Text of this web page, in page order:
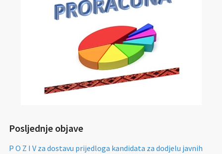
Posljednje objave
P O Z I V za dostavu prijedloga kandidata za dodjelu javnih